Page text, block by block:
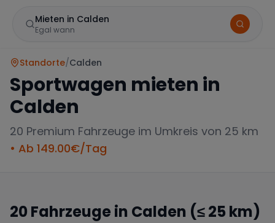
Mieten in Calden
Egal wann
Standorte/Calden
Sportwagen mieten in
Calden
20 Premium Fahrzeuge im Umkreis von 25 km
• Ab 149.00€/Tag
20 Fahrzeuge in Calden (≤ 25 km)